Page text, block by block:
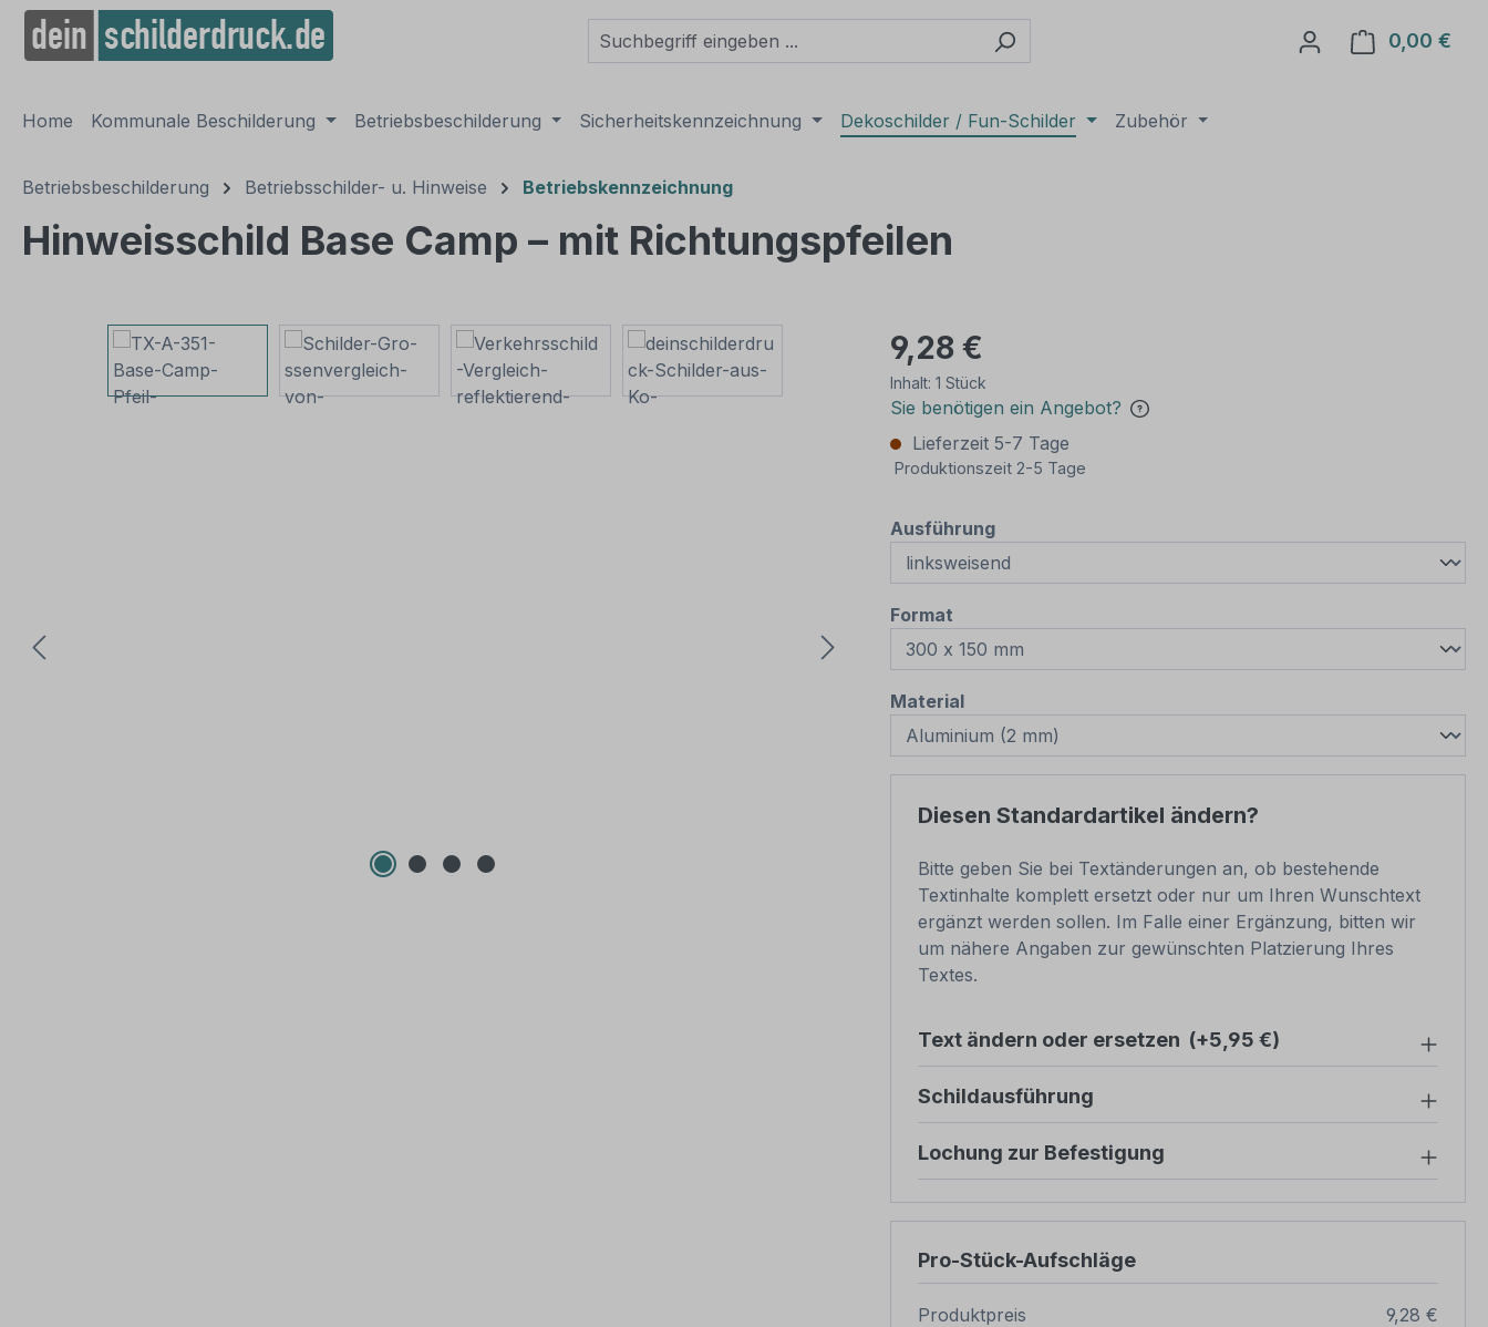
Zur Hauptnavigation springen
0,00 €
Home Kommunale Beschilderung Betriebsbeschilderung Sicherheitskennzeichnung Dekoschilder / Fun-Schilder Zubehör
Betriebsbeschilderung Betriebsschilder- u. Hinweise Betriebskennzeichnung
Hinweisschild Base Camp – mit Richtungspfeilen
Bildergalerie überspringen 9,28 €
Inhalt: 1 Stück
Sie benötigen ein Angebot?
Lieferzeit 5-7 Tage
Produktionszeit 2-5 Tage
Ausführungauswählen
Format
Materialauswählen
Diesen Standardartikel ändern?
Bitte geben Sie bei Textänderungen an, ob bestehende
Textinhalte komplett ersetzt oder nur um Ihren Wunschtext
ergänzt werden sollen. Im Falle einer Ergänzung, bitten wir
um nähere Angaben zur gewünschten Platzierung Ihres
Textes.
Text ändern oder ersetzen (+5,95 €)
Schildausführung
Lochung zur Befestigung
Pro-Stück-Aufschläge
Produktpreis
9,28 €